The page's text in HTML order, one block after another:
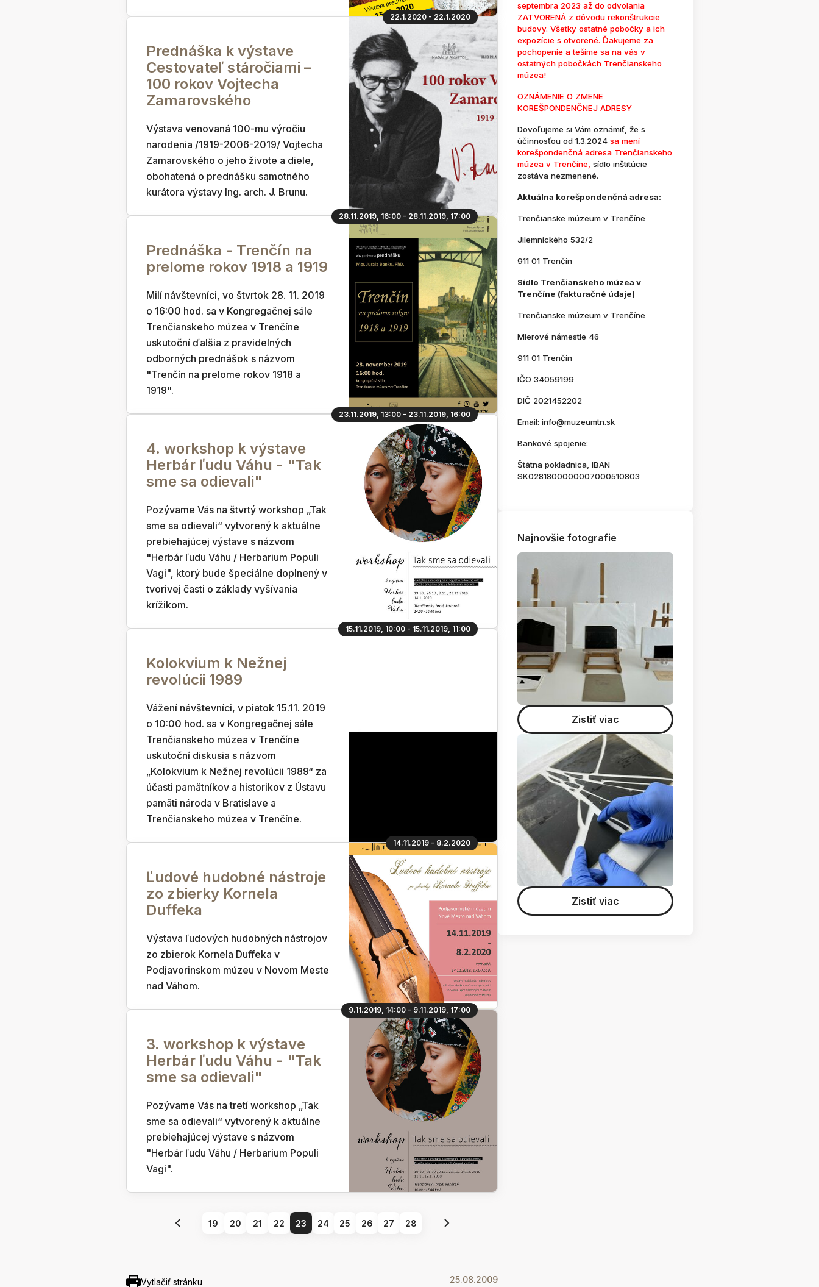
22.1.2020 - 22.1.2020
Prednáška k výstave
Cestovateľ stáročiami –
100 rokov Vojtecha
Zamarovského
Výstava venovaná 100-mu výročiu
narodenia /1919-2006-2019/ Vojtecha
Zamarovského o jeho živote a diele,
obohatená o prednášku samotného
kurátora výstavy Ing. arch. J. Brunu.
28.11.2019, 16:00 - 28.11.2019, 17:00
Prednáška - Trenčín na
prelome rokov 1918 a 1919
Milí návštevníci, vo štvrtok 28. 11. 2019
o 16:00 hod. sa v Kongregačnej sále
Trenčianskeho múzea v Trenčíne
uskutoční ďalšia z pravidelných
odborných prednášok s názvom
"Trenčín na prelome rokov 1918 a
1919".
23.11.2019, 13:00 - 23.11.2019, 16:00
4. workshop k výstave
Herbár ľudu Váhu - "Tak
sme sa odievali"
Pozývame Vás na štvrtý workshop „Tak
sme sa odievali“ vytvorený k aktuálne
prebiehajúcej výstave s názvom
"Herbár ľudu Váhu / Herbarium Populi
Vagi", ktorý bude špeciálne doplnený v
tvorivej časti o základy vyšívania
krížikom.
15.11.2019, 10:00 - 15.11.2019, 11:00
Kolokvium k Nežnej
revolúcii 1989
Vážení návštevníci, v piatok 15.11. 2019
o 10:00 hod. sa v Kongregačnej sále
Trenčianskeho múzea v Trenčíne
uskutoční diskusia s názvom
„Kolokvium k Nežnej revolúcii 1989“ za
účasti pamätníkov a historikov z Ústavu
pamäti národa v Bratislave a
Trenčianskeho múzea v Trenčíne.
14.11.2019 - 8.2.2020
Ľudové hudobné nástroje
zo zbierky Kornela
Duffeka
Výstava ľudových hudobných nástrojov
zo zbierok Kornela Duffeka v
Podjavorinskom múzeu v Novom Meste
nad Váhom.
9.11.2019, 14:00 - 9.11.2019, 17:00
3. workshop k výstave
Herbár ľudu Váhu - "Tak
sme sa odievali"
Pozývame Vás na tretí workshop „Tak
sme sa odievali“ vytvorený k aktuálne
prebiehajúcej výstave s názvom
"Herbár ľudu Váhu / Herbarium Populi
Vagi".
19 20 21 22 23 24 25 26 27 28
Vytlačiť stránku 25.08.2009
septembra 2023 až do odvolania
ZATVORENÁ z dôvodu rekonštrukcie
budovy. Všetky ostatné pobočky a ich
expozície s otvorené. Ďakujeme za
pochopenie a tešíme sa na vás v
ostatných pobočkách Trenčianskeho
múzea!
OZNÁMENIE O ZMENE
KOREŠPONDENČNEJ ADRESY
Dovoľujeme si Vám oznámiť, že s
účinnosťou od 1.3.2024 sa mení
korešpondenčná adresa Trenčianskeho
múzea v Trenčíne, sídlo inštitúcie
zostáva nezmenené.
Aktuálna korešpondenčná adresa:
Trenčianske múzeum v Trenčíne
Jilemnického 532/2
911 01 Trenčín
Sídlo Trenčianskeho múzea v
Trenčíne (fakturačné údaje)
Trenčianske múzeum v Trenčíne
Mierové námestie 46
911 01 Trenčín
IČO 34059199
DIČ 2021452202
Email: info@muzeumtn.sk
Bankové spojenie:
Štátna pokladnica, IBAN
SK0281800000007000510803
Najnovšie fotografie
Zistiť viac
Zistiť viac